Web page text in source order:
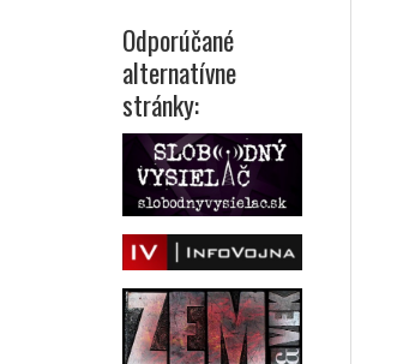
Odporúčané
alternatívne
stránky: